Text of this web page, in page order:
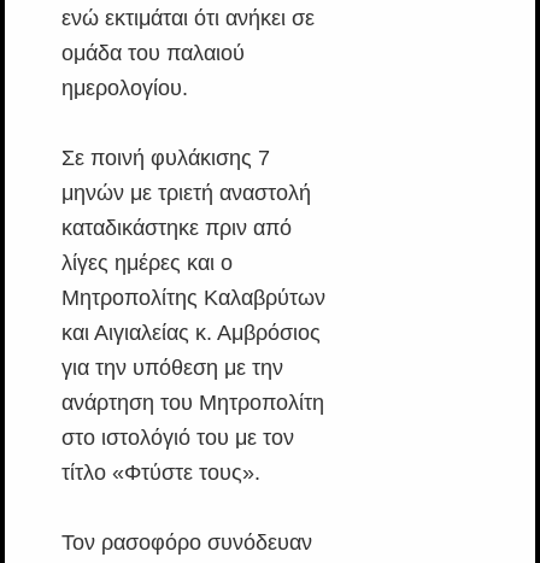
ενώ εκτιμάται ότι ανήκει σε
ομάδα του παλαιού
ημερολογίου.
Σε ποινή φυλάκισης 7
μηνών με τριετή αναστολή
καταδικάστηκε πριν από
λίγες ημέρες και ο
Μητροπολίτης Καλαβρύτων
και Αιγιαλείας κ. Αμβρόσιος
για την υπόθεση με την
ανάρτηση του Μητροπολίτη
στο ιστολόγιό του με τον
τίτλο «Φτύστε τους».
Τον ρασοφόρο συνόδευαν